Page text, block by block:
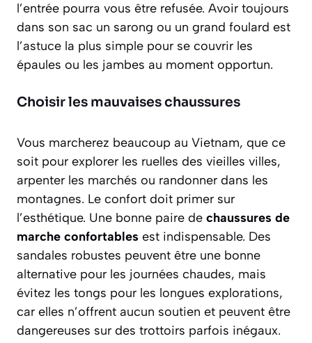
l’entrée pourra vous être refusée. Avoir toujours
dans son sac un sarong ou un grand foulard est
l’astuce la plus simple pour se couvrir les
épaules ou les jambes au moment opportun.
Choisir les mauvaises chaussures
Vous marcherez beaucoup au Vietnam, que ce
soit pour explorer les ruelles des vieilles villes,
arpenter les marchés ou randonner dans les
montagnes. Le confort doit primer sur
l’esthétique. Une bonne paire de chaussures de
marche confortables est indispensable. Des
sandales robustes peuvent être une bonne
alternative pour les journées chaudes, mais
évitez les tongs pour les longues explorations,
car elles n’offrent aucun soutien et peuvent être
dangereuses sur des trottoirs parfois inégaux.